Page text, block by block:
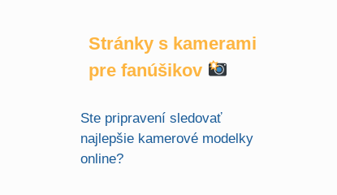
Stránky s kamerami
pre fanúšikov
Ste pripravení sledovať
najlepšie kamerové modelky
online?